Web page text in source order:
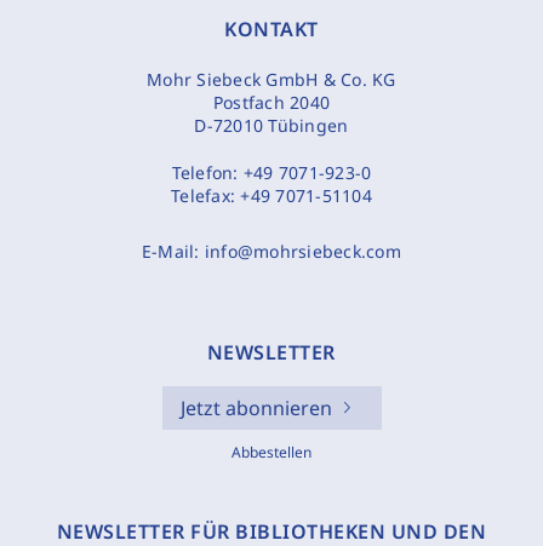
KONTAKT
Mohr Siebeck GmbH & Co. KG
Postfach 2040
D-72010 Tübingen
Telefon: +49 7071-923-0
Telefax:+49 7071-51104
E-Mail: info@mohrsiebeck.com
NEWSLETTER
Jetzt abonnieren
Abbestellen
NEWSLETTER FÜR BIBLIOTHEKEN UND DEN